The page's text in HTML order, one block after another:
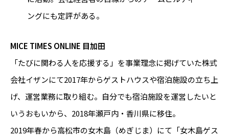
ングにも定評がある。
MICE TIMES ONLINE 目加田
「たびに関わる人を応援する」を事業理念に掲げていた株式
会社イザンにて2017年からゲストハウスや宿泊施設の立ち上
げ、運営業務に取り組む。自分でも宿泊施設を運営したいと
いうおもいから、2018年瀬戸内・香川県に移住。
2019年春から高松市の女木島（めぎじま）にて「女木島ゲス